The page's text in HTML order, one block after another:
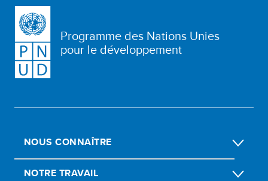
Programme des Nations Unies
pour le développement
NOUS CONNAÎTRE
NOTRE TRAVAIL